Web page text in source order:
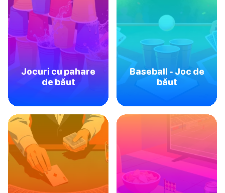
Jocuri cu pahare
de băut
Baseball - Joc de
băut